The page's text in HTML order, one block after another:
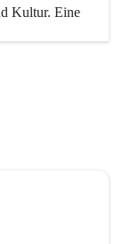
Kultur. Eine
seit dem